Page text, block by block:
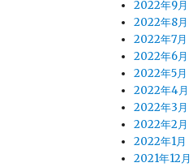
2022年9月
2022年8月
2022年7月
2022年6月
2022年5月
2022年4月
2022年3月
2022年2月
2022年1月
2021年12月